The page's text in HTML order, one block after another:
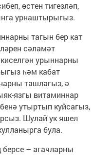
өстен тигезләп,
урнаштырыгыз.
тагын бер кат
сәламәт
урыннарны
һәм кабат
ташлагыз, ә
язгы витаминнар
утыртып куйсагыз,
Шулай ук яшел
була.
– агачларны